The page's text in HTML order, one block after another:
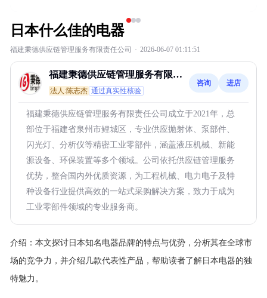
日本什么佳的电器
福建秉德供应链管理服务有限责任公司 · 2026-06-07 01:11:51
福建秉德供应链管理服务有限责
任公司
法人:陈志杰 通过真实性核验
咨询 进店
福建秉德供应链管理服务有限责任公司成立于2021年，总
部位于福建省泉州市鲤城区，专业供应抛射体、泵部件、
闪光灯、分析仪等精密工业零部件，涵盖液压机械、新能
源设备、环保装置等多个领域。公司依托供应链管理服务
优势，整合国内外优质资源，为工程机械、电力电子及特
种设备行业提供高效的一站式采购解决方案，致力于成为
工业零部件领域的专业服务商。
介绍： 本文探讨日本知名电器品牌的特点与优势，分析其在全球市
场的竞争力，并介绍几款代表性产品，帮助读者了解日本电器的独
特魅力。